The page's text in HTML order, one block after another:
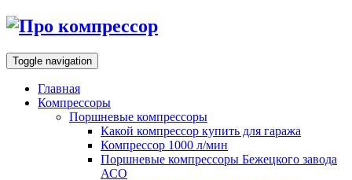
Toggle navigation
Главная
Компрессоры
Поршневые компрессоры
Какой компрессор купить для гаража
Компрессор 1000 л/мин
Поршневые компрессоры Бежецкого завода
АСО